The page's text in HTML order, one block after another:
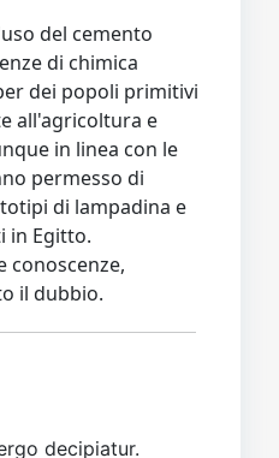
del cemento
di chimica
dei popoli primitivi
all'agricoltura e
in linea con le
permesso di
di lampadina e
in Egitto.
conoscenze,
il dubbio.
decipiatur.